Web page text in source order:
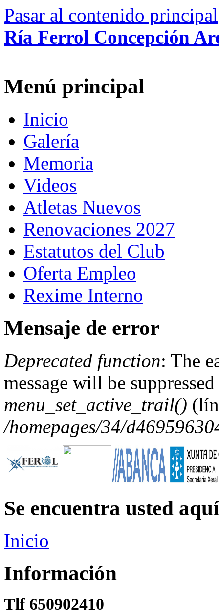
Pasar al contenido principal
Ría Ferrol Concepción
Menú principal
Inicio
Galería
Memoria
Videos
Atletas Nuevos
Renovaciones 2027
Estatutos del Club
Oferta Empleo
Rexime Interno
Mensaje de error
Deprecated function: The
message will be
menu_set_active_trail()
/homepages/34/
Se encuentra usted aquí
Inicio
Información
Tlf 650902410